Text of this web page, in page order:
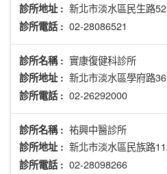
診所地址 : 新北市淡水區民生路
診所電話 : 02-28086521
診所名稱 : 實康復健科診所
診所地址 : 新北市淡水區學府路
診所電話 : 02-26292000
診所名稱 : 祐興中醫診所
診所地址 : 新北市淡水區民族路
診所電話 : 02-28098266